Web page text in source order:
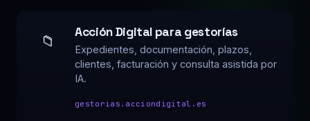
📁
Acción Digital para gestorías
Expedientes, documentación, plazos,
clientes, facturación y consulta asistida por
IA.
gestorias.acciondigital.es